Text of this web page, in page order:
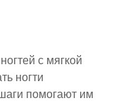
с мягкой
ногти
помогают им